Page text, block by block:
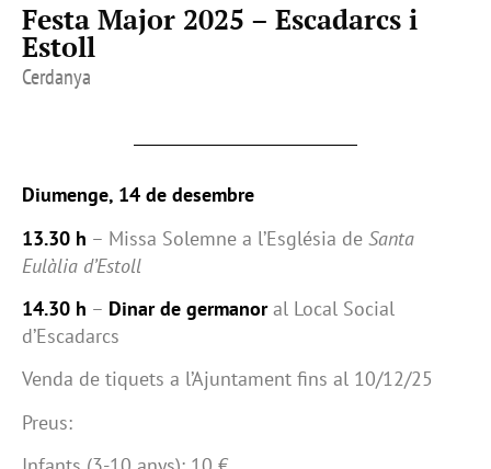
Festa Major 2025 – Escadarcs i
Estoll
Cerdanya
Diumenge, 14 de desembre
13.30 h – Missa Solemne a l’Església de Santa
Eulàlia d’Estoll
14.30 h – Dinar de germanoral Local Social
d’Escadarcs
Venda de tiquets a l’Ajuntament fins al 10/12/25
Preus: